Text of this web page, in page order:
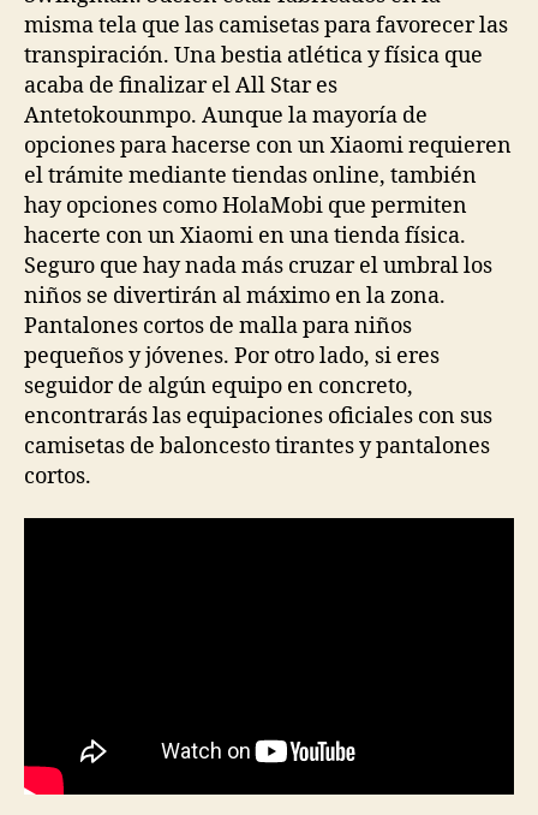
misma tela que las camisetas para favorecer las
transpiración. Una bestia atlética y física que
acaba de finalizar el All Star es
Antetokounmpo. Aunque la mayoría de
opciones para hacerse con un Xiaomi requieren
el trámite mediante tiendas online, también
hay opciones como HolaMobi que permiten
hacerte con un Xiaomi en una tienda física.
Seguro que hay nada más cruzar el umbral los
niños se divertirán al máximo en la zona.
Pantalones cortos de malla para niños
pequeños y jóvenes. Por otro lado, si eres
seguidor de algún equipo en concreto,
encontrarás las equipaciones oficiales con sus
camisetas de baloncesto tirantes y pantalones
cortos.